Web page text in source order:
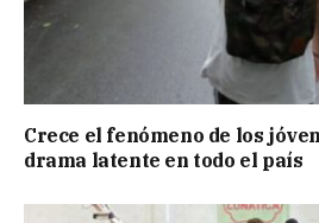
Crece el fenómeno de los
drama latente en todo el país